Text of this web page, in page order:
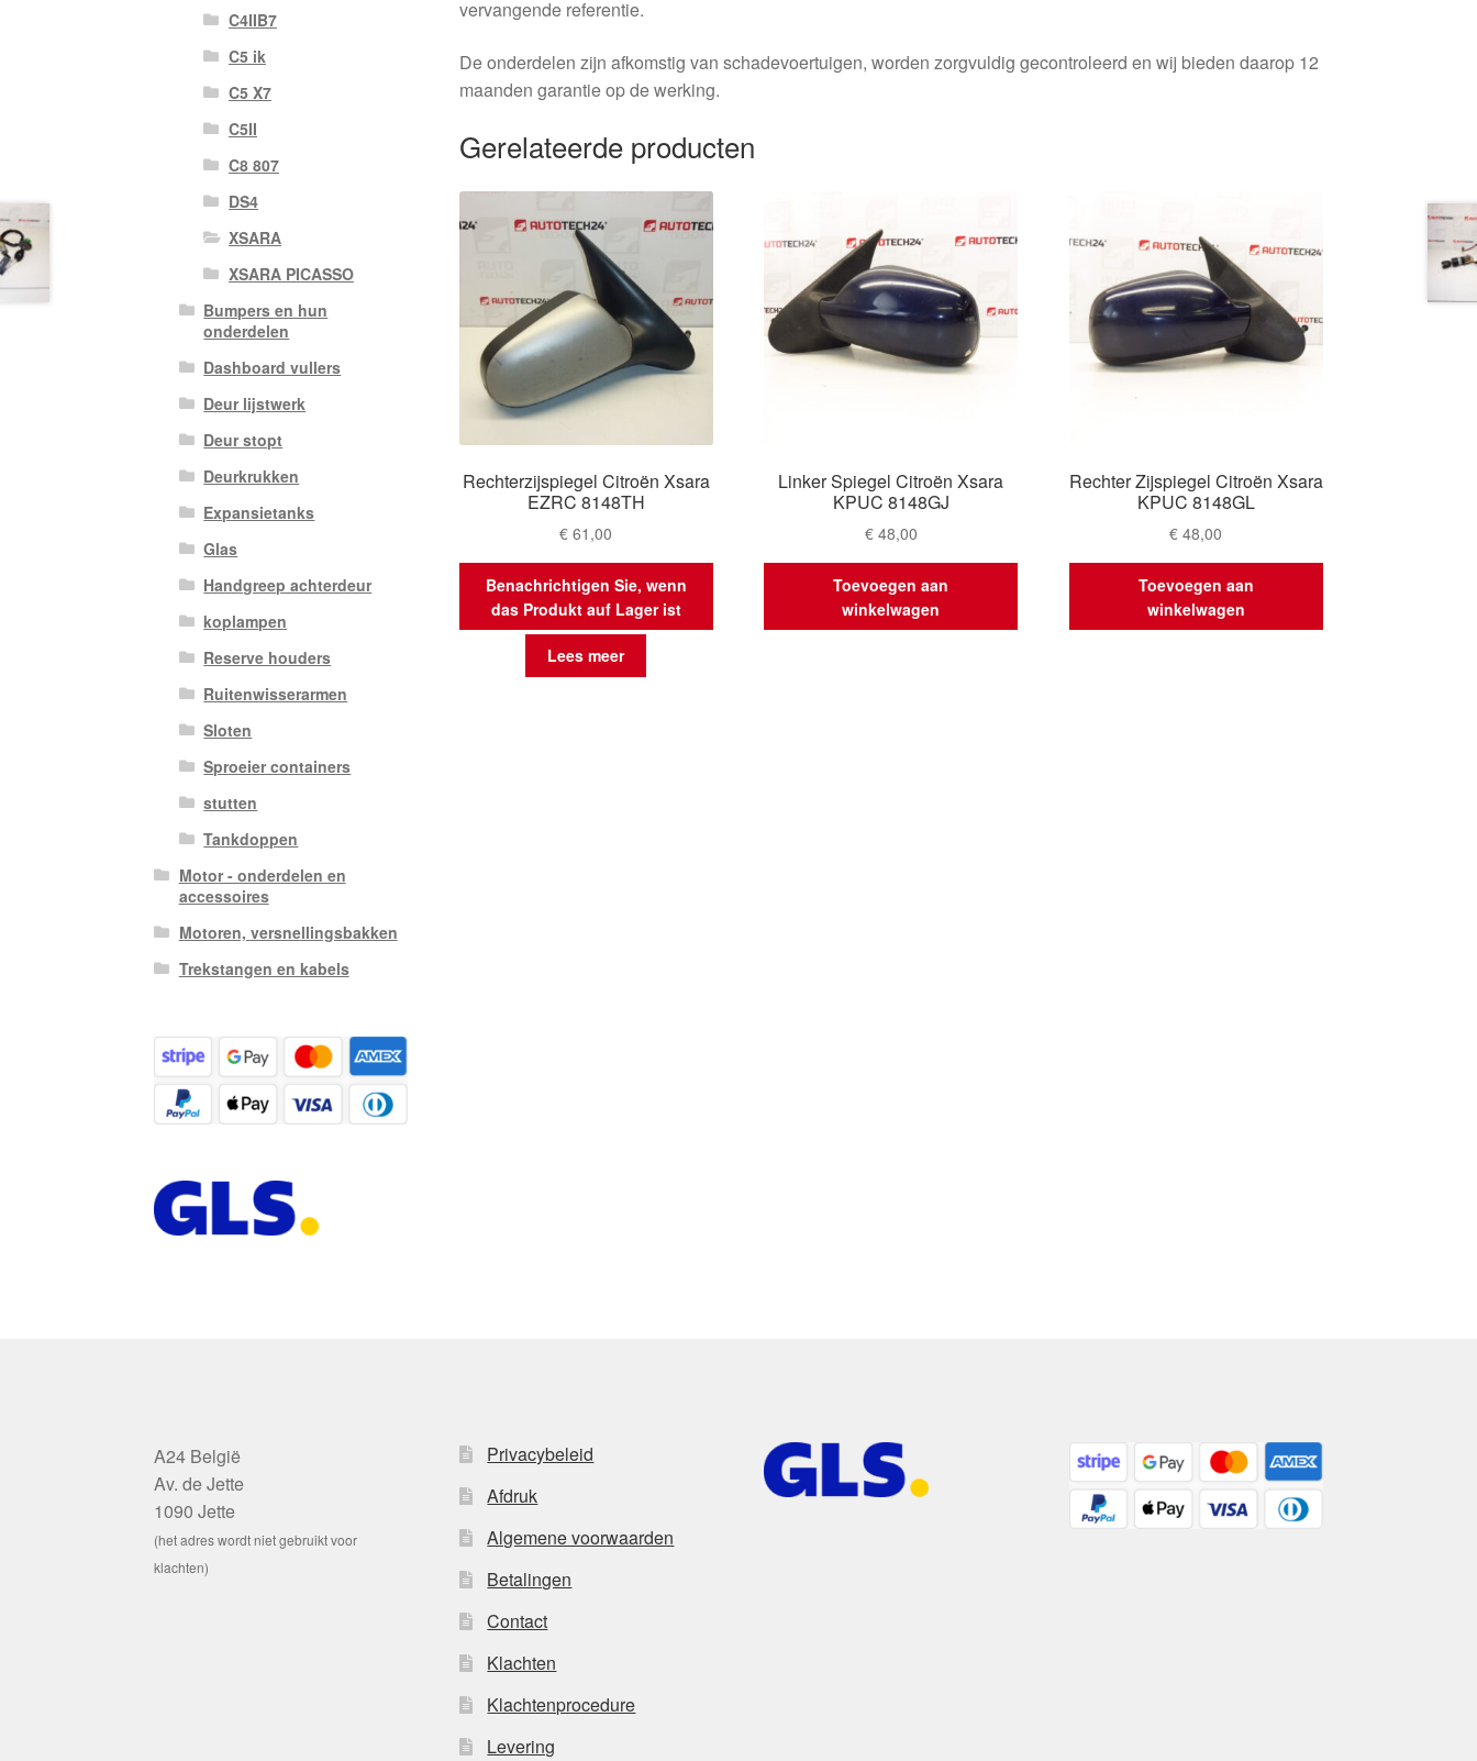
vervangende referentie.
De onderdelen zijn afkomstig van schadevoertuigen, worden zorgvuldig gecontroleerd en wij bieden daarop 12
maanden garantie op de werking.
Gerelateerde producten
Rechterzijspiegel Citroën Xsara
EZRC 8148TH
€ 61,00
Benachrichtigen Sie, wenn
das Produkt auf Lager ist
Lees meer
Linker Spiegel Citroën Xsara
KPUC 8148GJ
€48,00
Toevoegen aan
winkelwagen
Rechter Zijspiegel Citroën Xsara
KPUC 8148GL
€ 48,00
Toevoegen aan
winkelwagen
C4IIB7
C5 ik
C5 X7
C5II
C8 807
DS4
XSARA
XSARA PICASSO
Bumpers en hun
onderdelen
Dashboard vullers
Deur lijstwerk
Deur stopt
Deurkrukken
Expansietanks
Glas
Handgreep achterdeur
koplampen
Reserve houders
Ruitenwisserarmen
Sloten
Sproeier containers
stutten
Tankdoppen
Motor - onderdelen en
accessoires
Motoren, versnellingsbakken
Trekstangen en kabels
A24 België
Av. de Jette
1090 Jette
(het adres wordt niet gebruikt voor
klachten)
Privacybeleid
Afdruk
Algemene voorwaarden
Betalingen
Contact
Klachten
Klachtenprocedure
Levering